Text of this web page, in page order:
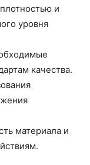
и
уровня
качества.
материала и